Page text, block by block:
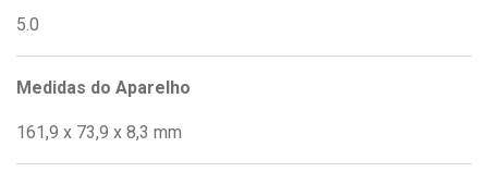
5.0
Medidas do Aparelho
161,9 x 73,9 x 8,3 mm